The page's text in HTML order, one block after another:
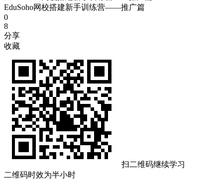
EduSoho网校搭建新手训练营——推广篇
0
8
分享
收藏
扫二维码继续学习
二维码时效为半小时